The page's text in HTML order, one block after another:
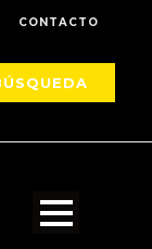
CONTACTO